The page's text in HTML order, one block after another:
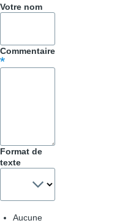
Astuces
Votre nom
Commentaire
Format de
texte
Aucune